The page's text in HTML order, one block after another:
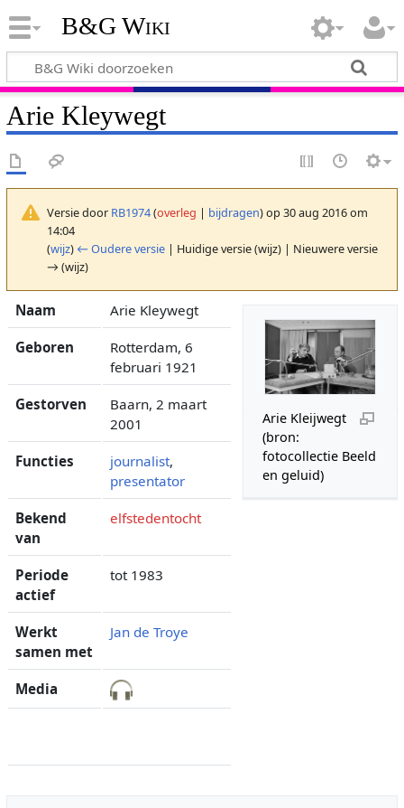
B&G Wiki
Arie Kleywegt
Versie door RB1974(overleg | bijdragen)op 30 aug 2016 om
14:04
(wijz) ← Oudere versie| Huidige versie (wijz) | Nieuwere versie
→ (wijz)
Arie Kleijwegt
(bron:
fotocollectie Beeld
en geluid)
Naam Arie Kleywegt
Geboren
Rotterdam, 6
februari 1921
Gestorven
Baarn, 2 maart
2001
Functies journalist,
presentator
Bekend
van
elfstedentocht
Periode
actief
tot 1983
Werkt
samen met
Jan de Troye
Media